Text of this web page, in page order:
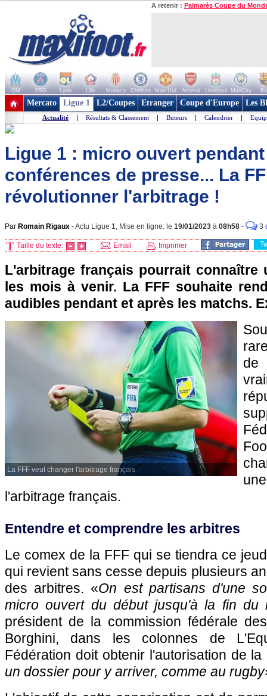
A retenir : Palmarès Coupe du
OM PSG Lyon Lille Monaco Chelsea Man Utd Arsenal Liverpool ManCity
+ de clubs
Mercato Ligue 1 L2/Coupes Etranger Coupe d'Europe Les
Actualité | Résultats & Classement | Buteurs | Calendrier |
Ligue 1 : micro ouvert
conférences de presse... La
révolutionner l'arbitrage !
Par Romain Rigaux -Actu Ligue 1, Mise en ligne: le 19/01/2023 à 08h58 - 3
Taille du texte: Email Imprimer
L'arbitrage français pourrait connaître
les mois à venir. La FFF souhaite
audibles pendant et après les matchs.
La FFF veut changer l'arbitrage français
l'arbitrage français.
Entendre et comprendre les arbitres
Le comex de la FFF qui se tiendra ce
qui revient sans cesse depuis plusieurs
des arbitres. «On est partisans d'une
micro ouvert du début jusqu'à la fin du
président de la commission fédérale
Borghini, dans les colonnes de
Fédération doit obtenir l'autorisation de la
un dossier pour y arriver, comme au rugby